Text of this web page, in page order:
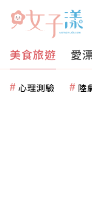
美食旅遊 愛
心理測驗 陸